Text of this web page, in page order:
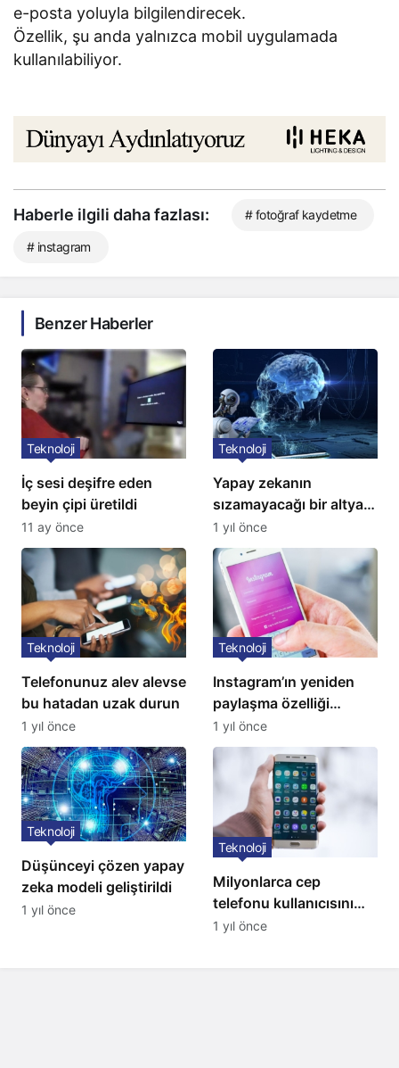
e-posta yoluyla bilgilendirecek.
Özellik, şu anda yalnızca mobil uygulamada
kullanılabiliyor.
Haberle ilgili daha fazlası: # fotoğraf kaydetme
# instagram
Benzer Haberler
İç sesi deşifre eden
beyin çipi üretildi
Teknoloji
11 ay önce
Yapay zekanın
sızamayacağı bir altyapı
geliştirildi
Teknoloji
1 yıl önce
Telefonunuz alev alevse
bu hatadan uzak durun
Teknoloji
1 yıl önce
Instagram’ın yeniden
paylaşma özelliği
kullanıma açıldı
Teknoloji
1 yıl önce
Düşünceyi çözen yapay
zeka modeli geliştirildi
Teknoloji
1 yıl önce
Milyonlarca cep
telefonu kullanıcısını
ilgilendiren karar: 31
Teknoloji
1 yıl önce